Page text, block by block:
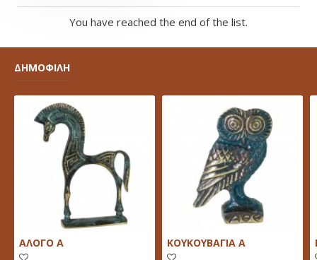
You have reached the end of the list.
ΔΗΜΟΦΙΛΗ
ΑΛΟΓΟ Α ΚΟΥΚΟΥΒΑΓΙΑ Α